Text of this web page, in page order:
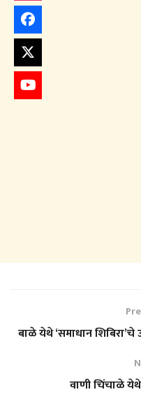
बाळे येथे ‘समाधान शिबिरा’चे
वाणी चिंचाळे